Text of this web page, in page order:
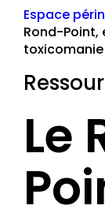
Espace
Rond-Point,
toxicomanie
Le